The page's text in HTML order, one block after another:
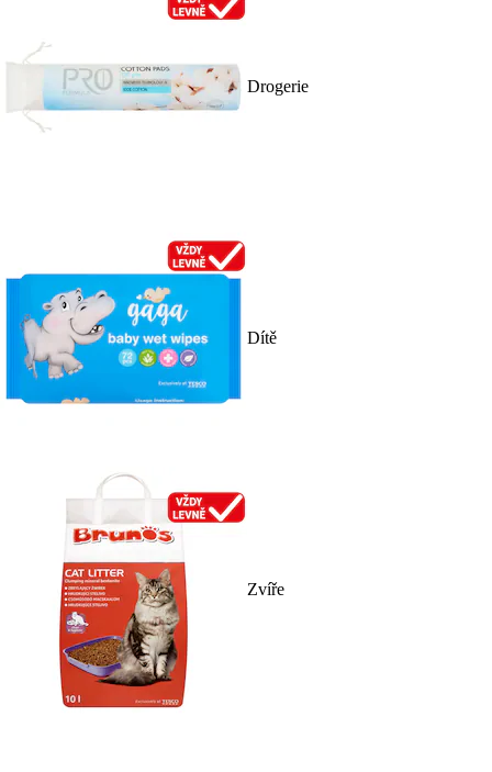
Drogerie
Dítě
Zvíře